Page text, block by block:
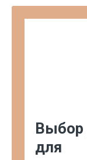
Выбор
для